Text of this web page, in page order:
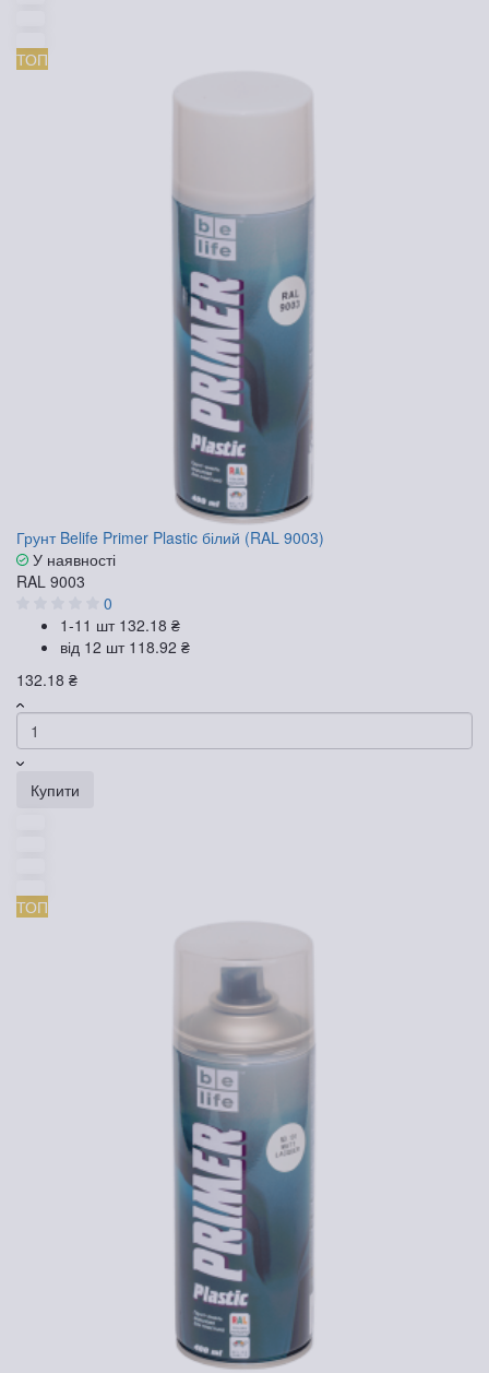
ТОП
Грунт Belife Primer Plastic білий (RAL 9003)
У наявності
RAL 9003
0
1-11 шт 132.18 ₴
від 12 шт 118.92 ₴
132.18 ₴
Купити
ТОП